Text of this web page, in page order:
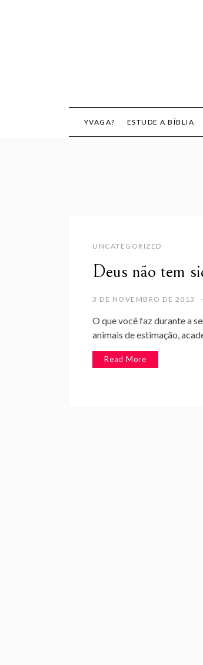
YVAGA? ESTUDE A BÍBLIA
UNCATEGORIZED
Deus não tem
3 DE NOVEMBRO DE 2013
O que você faz durante a
animais de estimação,
Read More